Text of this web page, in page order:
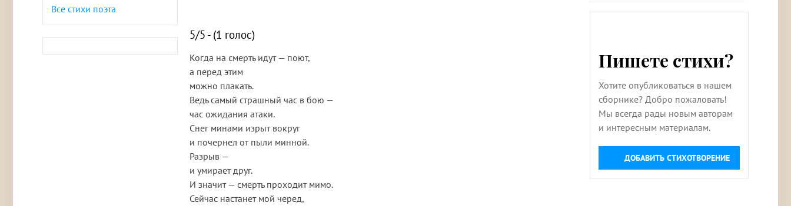
Все стихи поэта
5/5 - (1 голос)
Когда на смерть идут — поют,
а перед этим
можно плакать.
Ведь самый страшный час в бою —
час ожидания атаки.
Снег минами изрыт вокруг
и почернел от пыли минной.
Разрыв —
и умирает друг.
И значит — смерть проходит мимо.
Сейчас настанет мой черед,
Пишете стихи?
Хотите опубликоваться в нашем
сборнике? Добро пожаловать!
Мы всегда рады новым авторам
и интересным материалам.
ДОБАВИТЬ СТИХОТВОРЕНИЕ